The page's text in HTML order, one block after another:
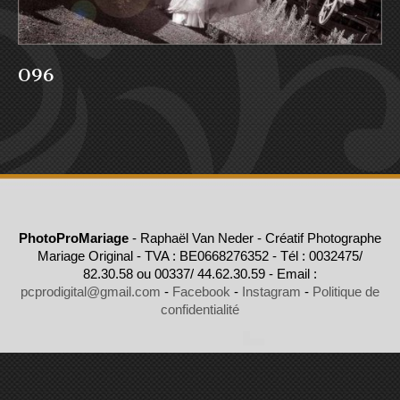
096
PhotoProMariage - Raphaël Van Neder - Créatif Photographe
Mariage Original - TVA : BE0668276352 - Tél : 0032475/
82.30.58 ou 00337/ 44.62.30.59 - Email :
pcprodigital@gmail.com - Facebook - Instagram - Politique de
confidentialité